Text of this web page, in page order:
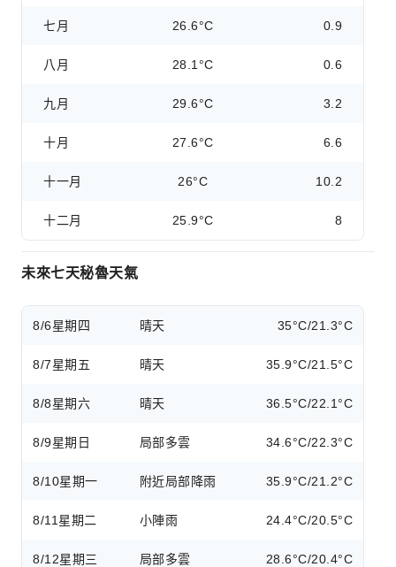
七月 26.6°C 0.9
八月 28.1°C 0.6
九月 29.6°C 3.2
十月 27.6°C 6.6
十一月 26°C 10.2
十二月 25.9°C 8
未來七天秘魯天氣
8/6星期四 晴天 35°C/21.3°C
8/7星期五 晴天 35.9°C/21.5°C
8/8星期六 晴天 36.5°C/22.1°C
8/9星期日 局部多雲 34.6°C/22.3°C
8/10星期一 附近局部降雨 35.9°C/21.2°C
8/11 星期二 小陣雨 24.4°C/20.5°C
8/12星期三 局部多雲 28.6°C/20.4°C